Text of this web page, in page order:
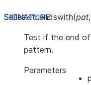
Series.str.endswith(pat,
Test if the end of
pattern.
Parameters